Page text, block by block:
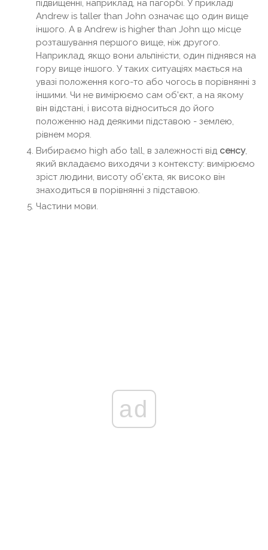
підвищенні, наприклад, на пагорбі. У прикладі
Andrew is taller than John означає що один вище
іншого. А в Andrew is higher than John що місце
розташування першого вище, ніж другого.
Наприклад, якщо вони альпіністи, один піднявся на
гору вище іншого. У таких ситуаціях мається на
увазі положення кого-то або чогось в порівнянні з
іншими. Чи не вимірюємо сам об'єкт, а на якому
він відстані, і висота відноситься до його
положенню над деякими підставою - землею,
рівнем моря.
Вибираємо high або tall, в залежності від сенсу,
який вкладаємо виходячи з контексту: вимірюємо
зріст людини, висоту об'єкта, як високо він
знаходиться в порівнянні з підставою.
Частини мови.
ad